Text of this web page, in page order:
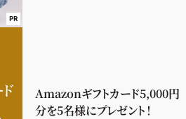
PR
Amazonギフトカード5,000円
分を5名様にプレゼント！